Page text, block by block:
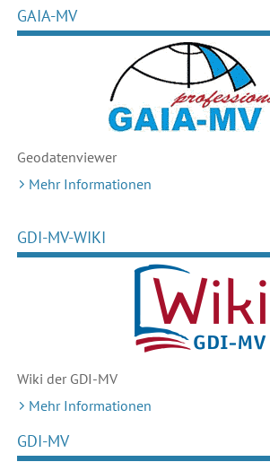
GAIA-MV
Geodatenviewer
Mehr Informationen
GDI-MV-WIKI
Wiki der GDI-MV
Mehr Informationen
GDI-MV